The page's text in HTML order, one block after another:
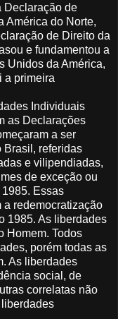
Declaração de
América do Norte,
de Direito da
e fundamentou a
Unidos da América,
a primeira
Individuais
as Declarações
a ser
Brasil, referidas
e vilipendiadas,
de exceção ou
Essas
a redemocratização
1985. As liberdades
Homem. Todos
porém todas as
As liberdades
social, de
correlatas não